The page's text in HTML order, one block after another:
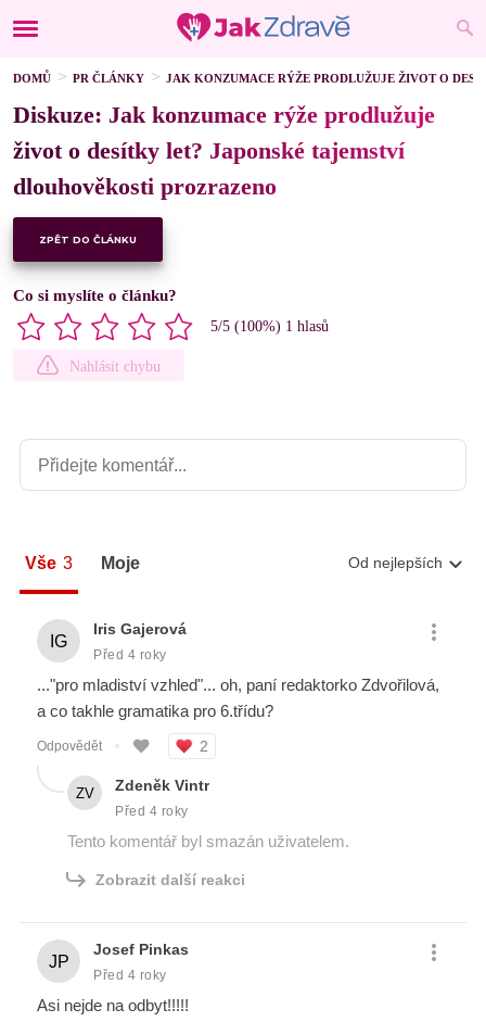
DOMŮ PR ČLÁNKY JAK KONZUMACE RÝŽE PRODLUŽUJE ŽIVOT O
Diskuze: Jak konzumace rýže prodlužuje
život o desítky let? Japonské tajemství
dlouhověkosti prozrazeno
ZPĚT DO ČLÁNKU
Co si myslíte o článku?
5/5 (100%) 1 hlasů
Nahlásit chybu